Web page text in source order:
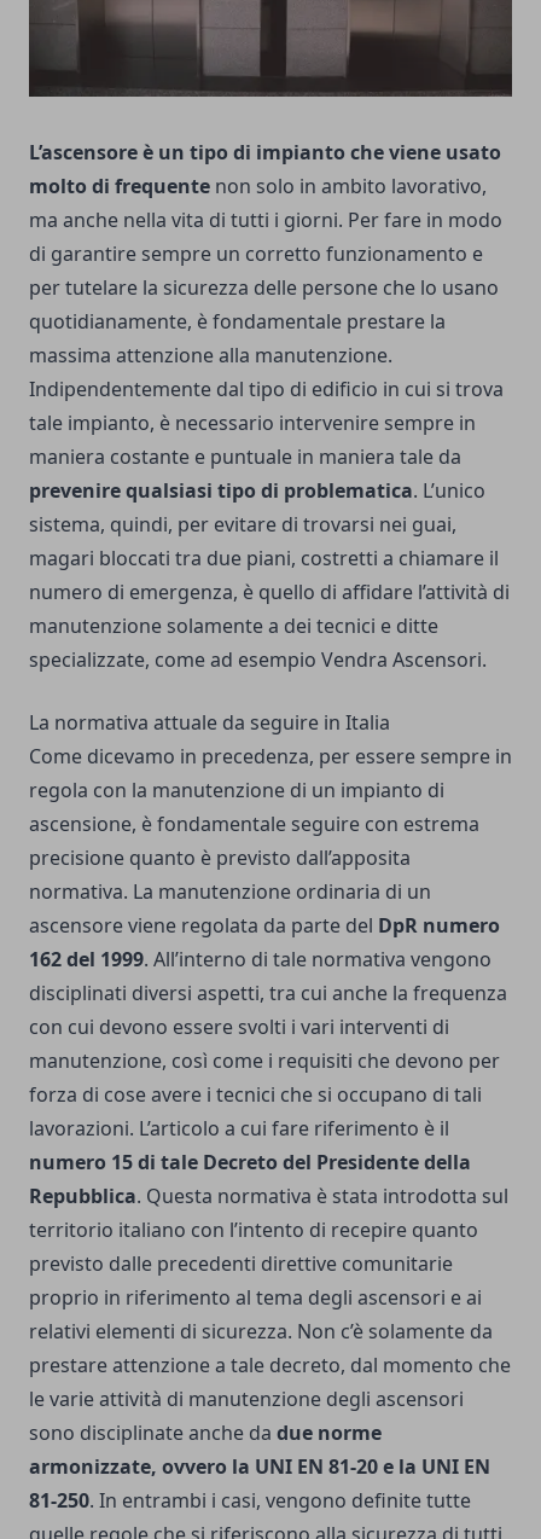
L’ascensore è un tipo di impianto che viene usato
molto di frequente non solo in ambito lavorativo,
ma anche nella vita di tutti i giorni. Per fare in modo
di garantire sempre un corretto funzionamento e
per tutelare la sicurezza delle persone che lo usano
quotidianamente, è fondamentale prestare la
massima attenzione alla manutenzione.
Indipendentemente dal tipo di edificio in cui si trova
tale impianto, è necessario intervenire sempre in
maniera costante e puntuale in maniera tale da
prevenire qualsiasi tipo di problematica. L’unico
sistema, quindi, per evitare di trovarsi nei guai,
magari bloccati tra due piani, costretti a chiamare il
numero di emergenza, è quello di affidare l’attività di
manutenzione solamente a dei tecnici e ditte
specializzate, come ad esempio Vendra Ascensori.
La normativa attuale da seguire in Italia
Come dicevamo in precedenza, per essere sempre in
regola con la manutenzione di un impianto di
ascensione, è fondamentale seguire con estrema
precisione quanto è previsto dall’apposita
normativa. La manutenzione ordinaria di un
ascensore viene regolata da parte del DpR numero
162 del 1999. All’interno di tale normativa vengono
disciplinati diversi aspetti, tra cui anche la frequenza
con cui devono essere svolti i vari interventi di
manutenzione, così come i requisiti che devono per
forza di cose avere i tecnici che si occupano di tali
lavorazioni. L’articolo a cui fare riferimento è il
numero 15 di tale Decreto del Presidente della
Repubblica. Questa normativa è stata introdotta sul
territorio italiano con l’intento di recepire quanto
previsto dalle precedenti direttive comunitarie
proprio in riferimento al tema degli ascensori e ai
relativi elementi di sicurezza. Non c’è solamente da
prestare attenzione a tale decreto, dal momento che
le varie attività di manutenzione degli ascensori
sono disciplinate anche da due norme
armonizzate, ovvero la UNI EN 81-20 e la UNI EN
81-250. In entrambi i casi, vengono definite tutte